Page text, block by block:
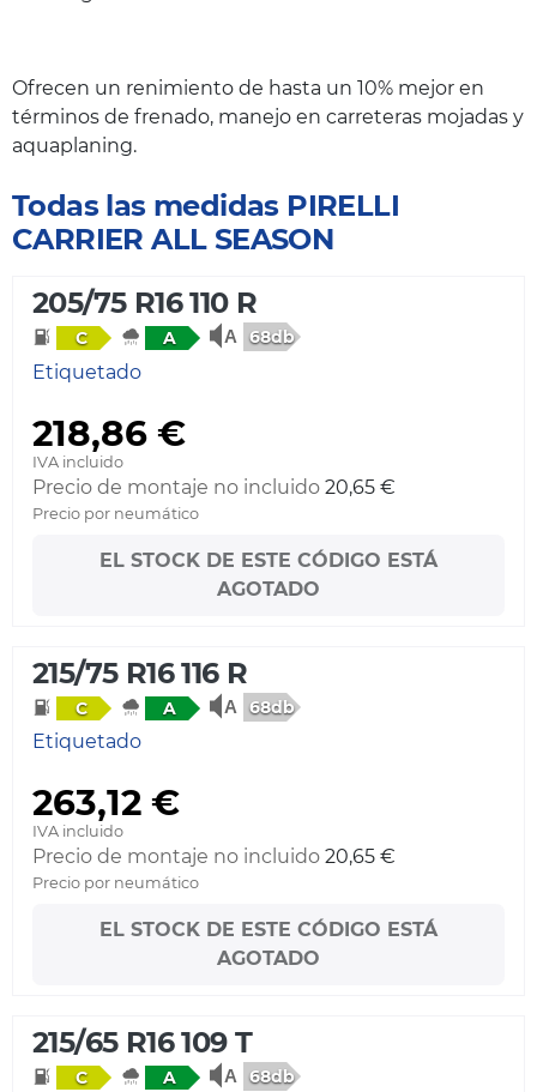
Ofrecen un renimiento de hasta un 10% mejor en
términos de frenado, manejo en carreteras mojadas y
aquaplaning.
Todas las medidas PIRELLI
CARRIER ALL SEASON
205/75 R16 110 R
C A 68db
Etiquetado
218,86 €
IVA incluido
Precio de montaje no incluido 20,65 €
Precio por neumático
EL STOCK DE ESTE CÓDIGO ESTÁ
AGOTADO
215/75 R16 116 R
C A 68db
Etiquetado
263,12 €
IVA incluido
Precio de montaje no incluido 20,65 €
Precio por neumático
EL STOCK DE ESTE CÓDIGO ESTÁ
AGOTADO
215/65 R16 109 T
C A 68db